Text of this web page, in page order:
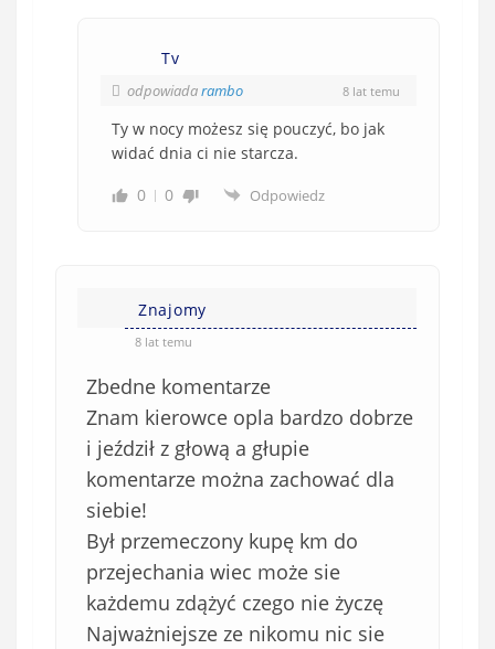
Tv
odpowiadarambo 8 lat temu
Ty w nocy możesz się pouczyć, bo jak
widać dnia ci nie starcza.
0
0 Odpowiedz
Znajomy
8 lat temu
Zbedne komentarze
Znam kierowce opla bardzo dobrze
i jeździł z głową a głupie
komentarze można zachować dla
siebie!
Był przemeczony kupę km do
przejechania wiec może sie
każdemu zdążyć czego nie życzę
Najważniejsze ze nikomu nic sie